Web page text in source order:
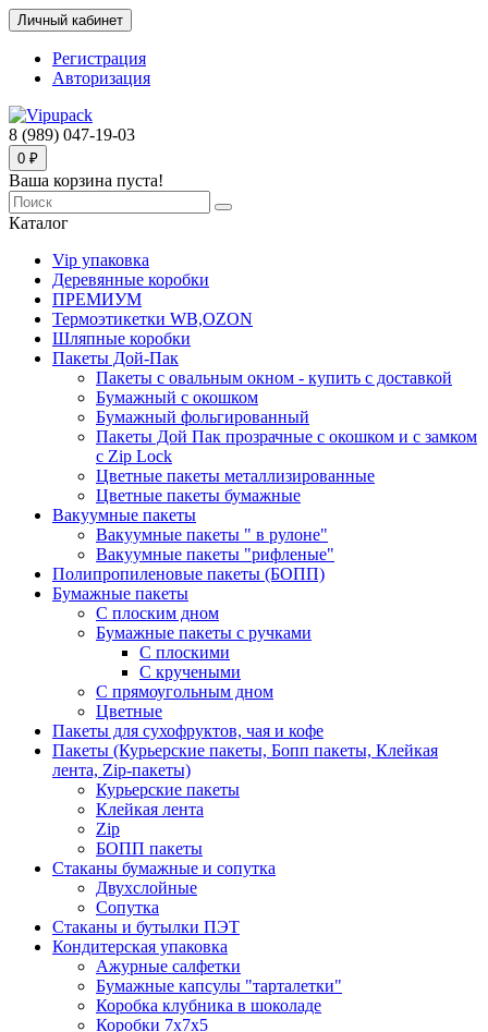
Личный кабинет
Регистрация
Авторизация
8 (989) 047-19-03
0 ₽
Ваша корзина пуста!
Каталог
Vip упаковка
Деревянные коробки
ПРЕМИУМ
Термоэтикетки WB,OZON
Шляпные коробки
Пакеты Дой-Пак
Пакеты с овальным окном - купить с доставкой
Бумажный с окошком
Бумажный фольгированный
Пакеты Дой Пак прозрачные с окошком и с замком
с Zip Lock
Цветные пакеты металлизированные
Цветные пакеты бумажные
Вакуумные пакеты
Вакуумные пакеты " в рулоне"
Вакуумные пакеты "рифленые"
Полипропиленовые пакеты (БОПП)
Бумажные пакеты
С плоским дном
Бумажные пакеты с ручками
С плоскими
С кручеными
С прямоугольным дном
Цветные
Пакеты для сухофруктов, чая и кофе
Пакеты (Курьерские пакеты, Бопп пакеты, Клейкая
лента, Zip-пакеты)
Курьерские пакеты
Клейкая лента
Zip
БОПП пакеты
Стаканы бумажные и сопутка
Двухслойные
Сопутка
Стаканы и бутылки ПЭТ
Кондитерская упаковка
Ажурные салфетки
Бумажные капсулы "тарталетки"
Коробка клубника в шоколаде
Коробки 7х7х5